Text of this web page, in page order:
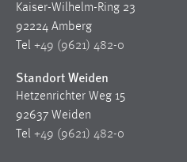
Kaiser-Wilhelm-Ring 23
92224 Amberg
Tel +49 (9621) 482-0
Standort Weiden
Hetzenrichter Weg 15
92637 Weiden
Tel +49 (9621) 482-0
Jahre, MIBEW_UserID = 1 Jahr
Login
Name:
fe_user, be_user,
Zweck: